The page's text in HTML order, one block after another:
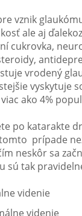
vznik
ale aj
cukrovka,
vrodený
vyskytuje
ako 4%
po katarakte
prípade
neskôr sa
sú tak
videnie